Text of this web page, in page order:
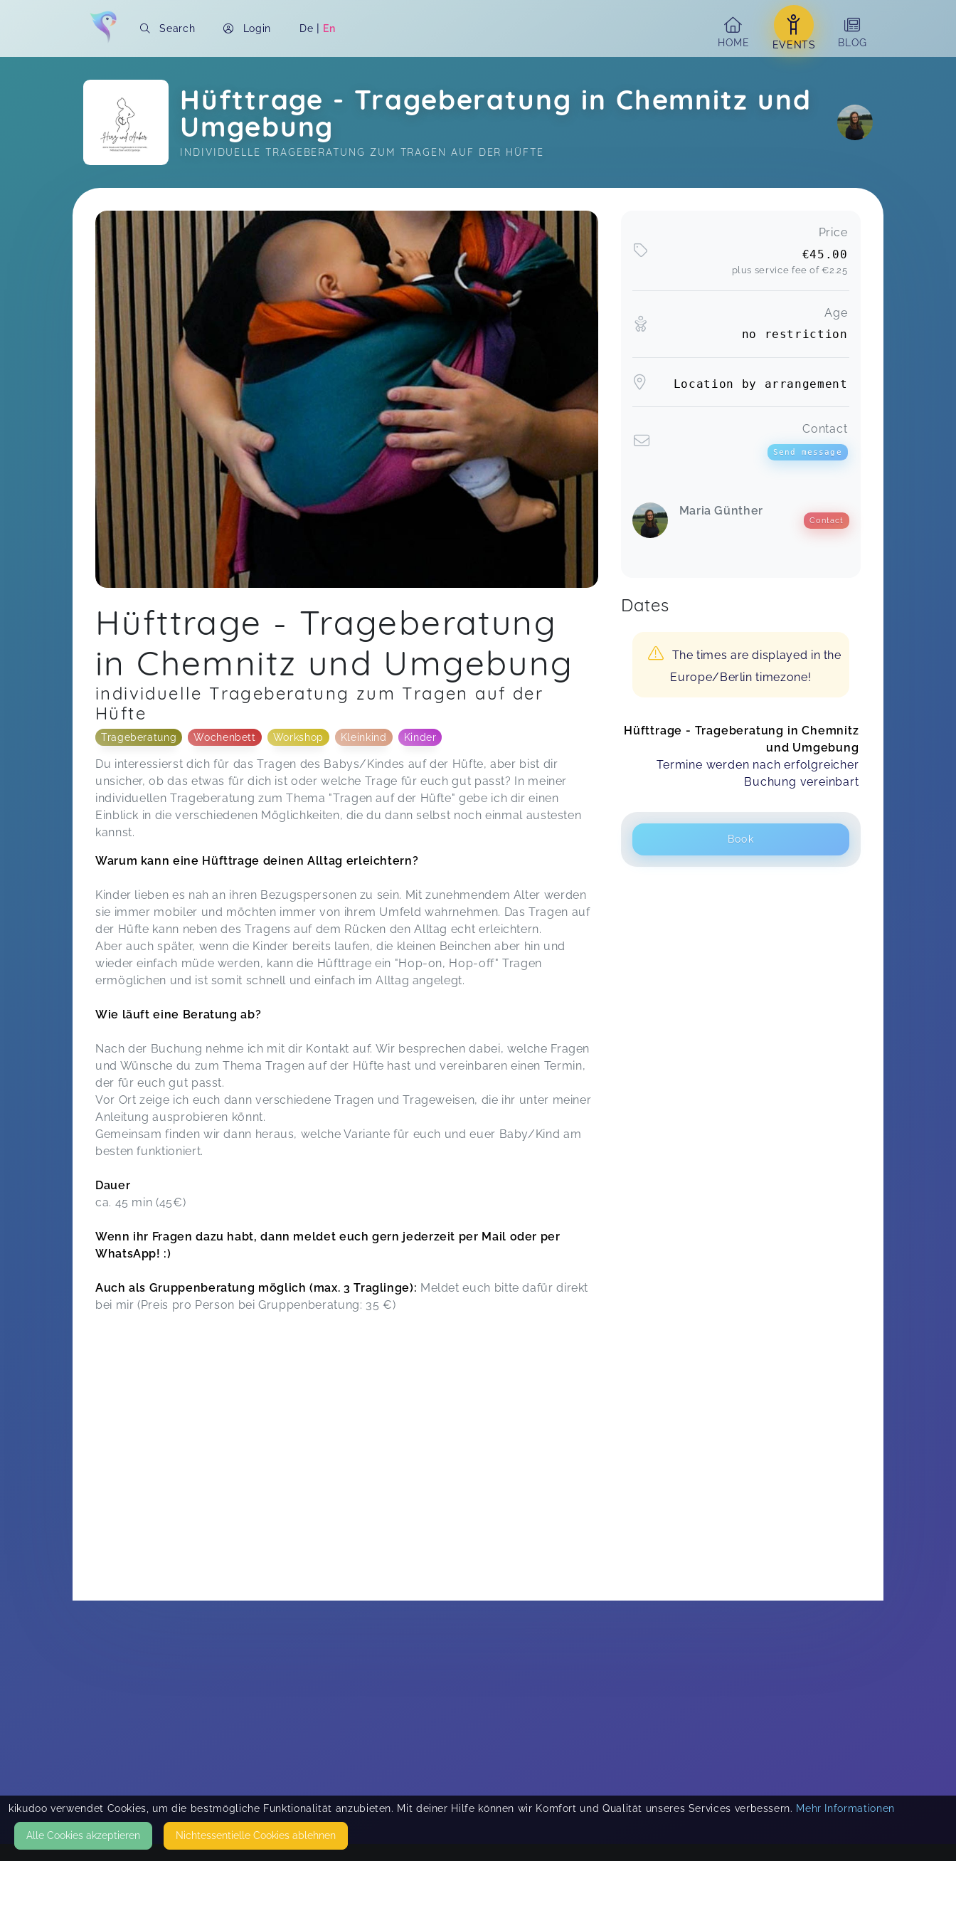
Search Login De | En
HOME
EVENTS BLOG
Hüfttrage - Trageberatung in Chemnitz und
Umgebung
INDIVIDUELLE TRAGEBERATUNG ZUM TRAGEN AUF DER HÜFTE
Soon you will learn more about me here...
Hüfttrage - Trageberatung
in Chemnitz und Umgebung
individuelle Trageberatung zum Tragen auf der
Hüfte
Trageberatung Wochenbett Workshop Kleinkind Kinder
Du interessierst dich für das Tragen des Babys/Kindes auf der Hüfte, aber bist dir
unsicher, ob das etwas für dich ist oder welche Trage für euch gut passt? In meiner
individuellen Trageberatung zum Thema "Tragen auf der Hüfte" gebe ich dir einen
Einblick in die verschiedenen Möglichkeiten, die du dann selbst noch einmal austesten
kannst.
Warum kann eine Hüfttrage deinen Alltag erleichtern?
Kinder lieben es nah an ihren Bezugspersonen zu sein. Mit zunehmendem Alter werden
sie immer mobiler und möchten immer von ihrem Umfeld wahrnehmen. Das Tragen auf
der Hüfte kann neben des Tragens auf dem Rücken den Alltag echt erleichtern.
Aber auch später, wenn die Kinder bereits laufen, die kleinen Beinchen aber hin und
wieder einfach müde werden, kann die Hüfttrage ein "Hop-on, Hop-off" Tragen
ermöglichen und ist somit schnell und einfach im Alltag angelegt.
Wie läuft eine Beratung ab?
Nach der Buchung nehme ich mit dir Kontakt auf. Wir besprechen dabei, welche Fragen
und Wünsche du zum Thema Tragen auf der Hüfte hast und vereinbaren einen Termin,
der für euch gut passt.
Vor Ort zeige ich euch dann verschiedene Tragen und Trageweisen, die ihr unter meiner
Anleitung ausprobieren könnt.
Gemeinsam finden wir dann heraus, welche Variante für euch und euer Baby/Kind am
besten funktioniert.
Dauer
ca. 45 min (45€)
Wenn ihr Fragen dazu habt, dann meldet euch gern jederzeit per Mail oder per
WhatsApp! :)
Auch als Gruppenberatung möglich (max. 3 Traglinge): Meldet euch bitte dafür direkt
bei mir (Preis pro Person bei Gruppenberatung: 35 €)
Price
€45.00
plus service fee of€2.25
Age
no restriction
Location by arrangement
Contact
Send message
Maria Günther
Contact
Dates
The times are displayed in the
Europe/Berlin timezone!
Hüfttrage - Trageberatung in Chemnitz
und Umgebung
Termine werden nach erfolgreicher
Buchung vereinbart
Book
kikudoo verwendet Cookies, um die bestmögliche Funktionalität anzubieten. Mit deiner Hilfe können wir Komfort und Qualität unseres Services verbessern. Mehr Informationen
Alle Cookies akzeptieren Nicht­essentielle Cookies ablehnen